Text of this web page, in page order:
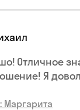
Отличное
Я
Маргарита